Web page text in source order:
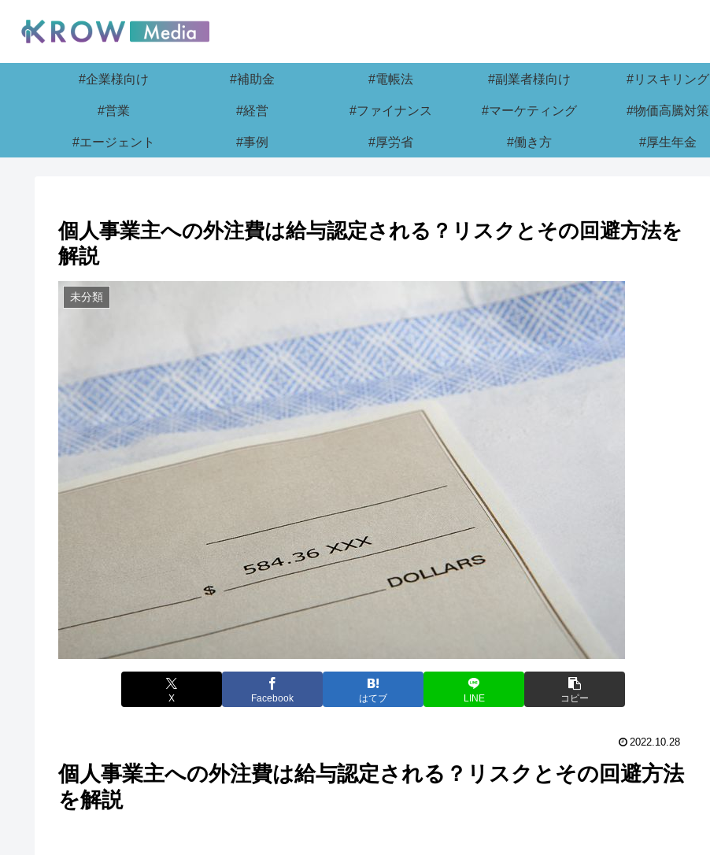
#企業様向け #補助金 #電帳法 #副業者様向け #リスキリング
#営業 #経営 #ファイナンス #マーケティング #物価高騰対策
#エージェント #事例 #厚労省 #働き方 #厚生年金
個人事業主への外注費は給与認定される？リスクとその回避方法を
解説
未分類
X Facebook はてブ LINE コピー
2022.10.28
個人事業主への外注費は給与認定される？リスクとその回避方法
を解説